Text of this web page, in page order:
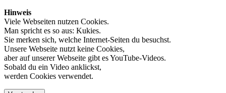
Hinweis
Viele Webseiten nutzen Cookies.
Man spricht es so aus: Kukies.
Sie merken sich, welche Internet-Seiten du besuchst.
Unsere Webseite nutzt keine Cookies,
aber auf unserer Webseite gibt es YouTube-Videos.
Sobald du ein Video anklickst,
werden Cookies verwendet.